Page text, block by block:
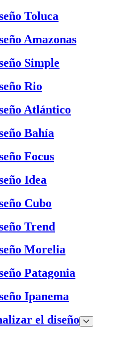
Toluca
Amazonas
Simple
Rio
Atlántico
Bahía
Focus
Idea
Cubo
Trend
Morelia
Patagonia
Ipanema
el diseño